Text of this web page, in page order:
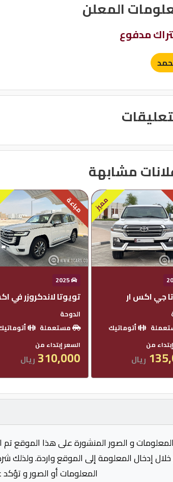
الصوتالمعلن
مدفوع
مشابهة
مميز
جي اكس ار
أتوماتيك
من
ريال
مباعة
2025
تويوتا لاندكروزر في
الدوحة
مستعملة
السعر إبتداء من
310,000 ريال
و الصور المنشورة على هذا الموقع
خلال إدخال المعلومة إلى الموقع واردة. ولذلك
المعلومات أو الصور و